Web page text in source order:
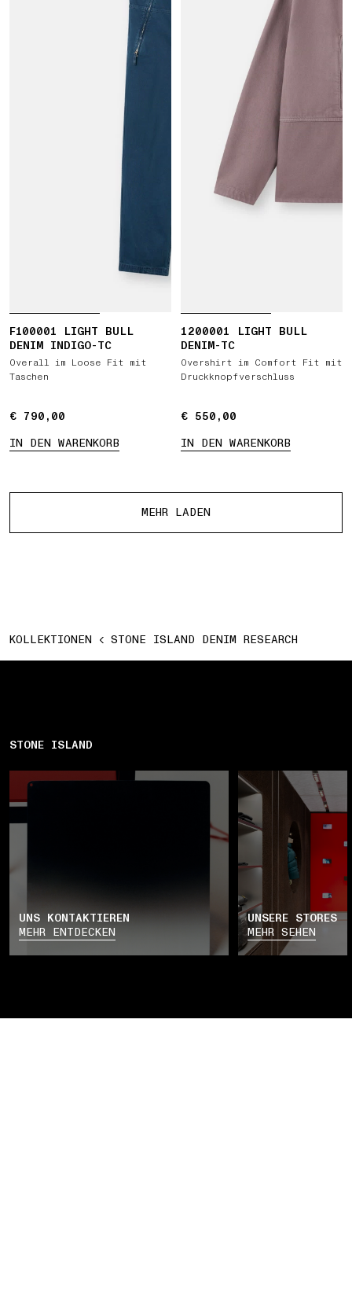
F100001 LIGHT BULL
DENIM INDIGO-TC
Overall im Loose Fit mit
Taschen
€ 790,00
€ 790,00
IN DEN WARENKORB
1200001 LIGHT BULL
DENIM-TC
Overshirt im Comfort Fit mit
Druckknopfverschluss
€ 550,00
€ 550,00
IN DEN WARENKORB
MEHR LADEN
KOLLEKTIONEN STONE ISLAND DENIM RESEARCH
STONE ISLAND
UNS KONTAKTIEREN
MEHR ENTDECKEN
UNSERE STORES
MEHR SEHEN